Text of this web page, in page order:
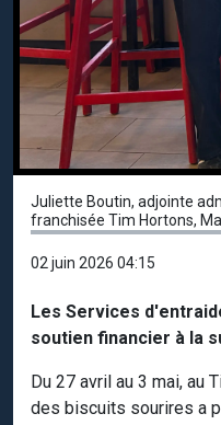
Juliette Boutin, adjointe
franchisée Tim Hortons,
02 juin 2026 04:15
Les Services
soutien financier à la
Du 27 avril au 3 mai, au
des biscuits sourires a